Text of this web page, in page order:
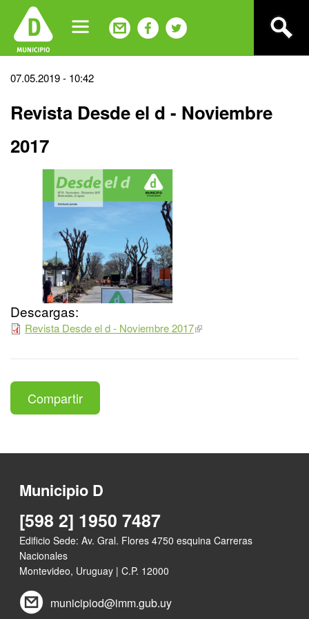
navigation
Back
top
07.05.2019 - 10:42
Revista Desde el d - Noviembre
2017
Descargas:
Revista Desde el d - Noviembre 2017
Compartir
Municipio D
[598 2] 1950 7487
Edificio Sede: Av. Gral. Flores 4750 esquina Carreras
Nacionales
Montevideo, Uruguay | C.P. 12000
municipiod@imm.gub.uy